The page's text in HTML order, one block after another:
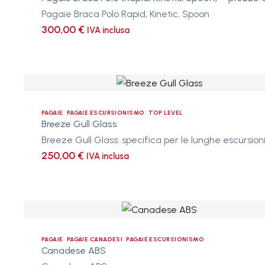
–
prezzo
Pagaie Braca Polo Rapid, Kinetic, Spoon
300,00 € IVA inclusa
Breeze
Glass
PAGAIE, PAGAIE ESCURSIONISMO, TOP LEVEL
Breeze Gull Glass
Breeze Gull Glass: specifica per le lunghe
250,00 € IVA inclusa
Canadese
PAGAIE PAGAIE CANADESI ,PAGAIE ESCURSIONISMO
Canadese ABS